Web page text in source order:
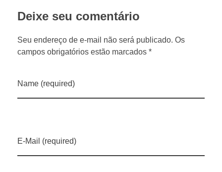
x
p
r
s
Deixe seu comentário
Seu endereço de e-mail não será publicado. Os
campos obrigatórios estão marcados *
Name (required)
E-Mail (required)